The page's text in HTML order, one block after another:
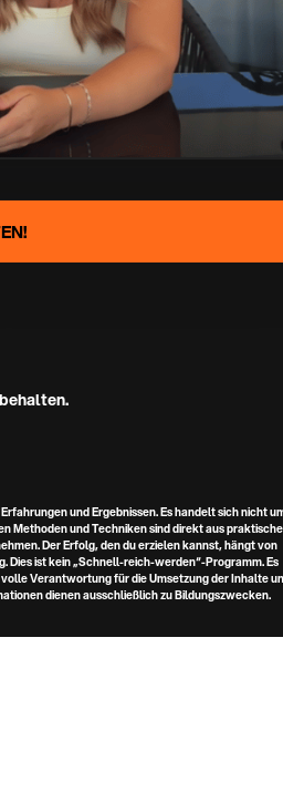
und Ergebnissen. Es handelt sich nicht
Methoden und Techniken sind direkt aus
Der Erfolg, den du erzielen kannst, hängt von
Dies ist kein „Schnell-reich-werden“-Programm. Es
Verantwortung für die Umsetzung der Inhalte
dienen ausschließlich zu Bildungszwecken.